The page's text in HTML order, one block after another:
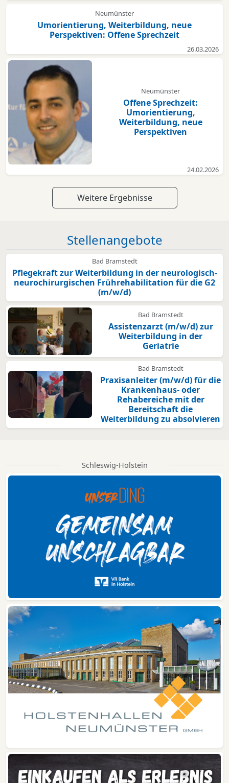
Neumünster
Umorientierung, Weiterbildung, neue
Perspektiven: Offene Sprechzeit
26.03.2026
Neumünster
Offene Sprechzeit:
Umorientierung,
Weiterbildung, neue
Perspektiven
24.02.2026
Weitere Ergebnisse
Stellenangebote
Bad Bramstedt
Pflegekraft zur Weiterbildung in der neurologisch-
neurochirurgischen Frührehabilitation für die G2
(m/w/d)
Bad Bramstedt
Assistenzarzt (m/w/d) zur
Weiterbildung in der
Geriatrie
Bad Bramstedt
Praxisanleiter (m/w/d) für die
Krankenhaus- oder
Rehabereiche mit der
Bereitschaft die
Weiterbildung zu absolvieren
Schleswig-Holstein